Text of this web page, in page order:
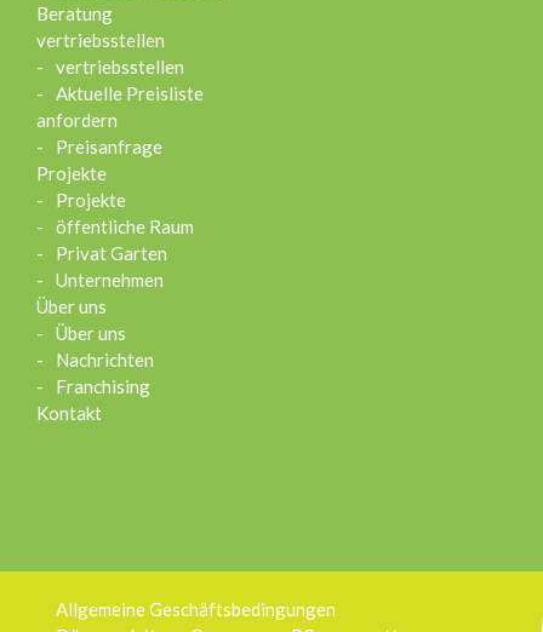
Beratung
vertriebsstellen
vertriebsstellen
Aktuelle Preisliste
anfordern
Preisanfrage
Projekte
Projekte
öffentliche Raum
Privat Garten
Unternehmen
Über uns
Über uns
Nachrichten
Franchising
Kontakt
Allgemeine Geschäftsbedingungen